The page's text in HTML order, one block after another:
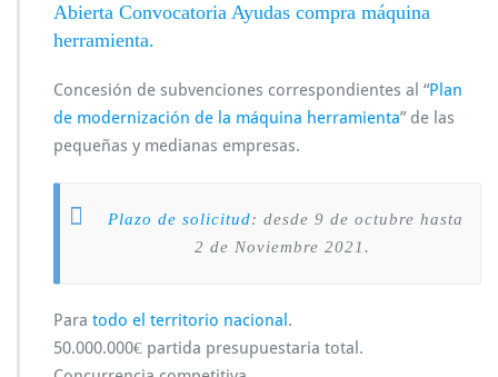
Abierta Convocatoria Ayudas compra máquina
herramienta.
Concesión de subvenciones correspondientes al “Plan
de modernización de la máquina herramienta” de las
pequeñas y medianas empresas.
Plazo de solicitud: desde 9 de octubre hasta
2 de Noviembre 2021.
Para todo el territorio nacional .
50.000.000€ partida presupuestaria total.